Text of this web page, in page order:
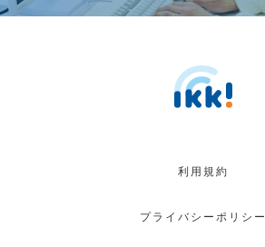
利用規約
プライバシーポリシー